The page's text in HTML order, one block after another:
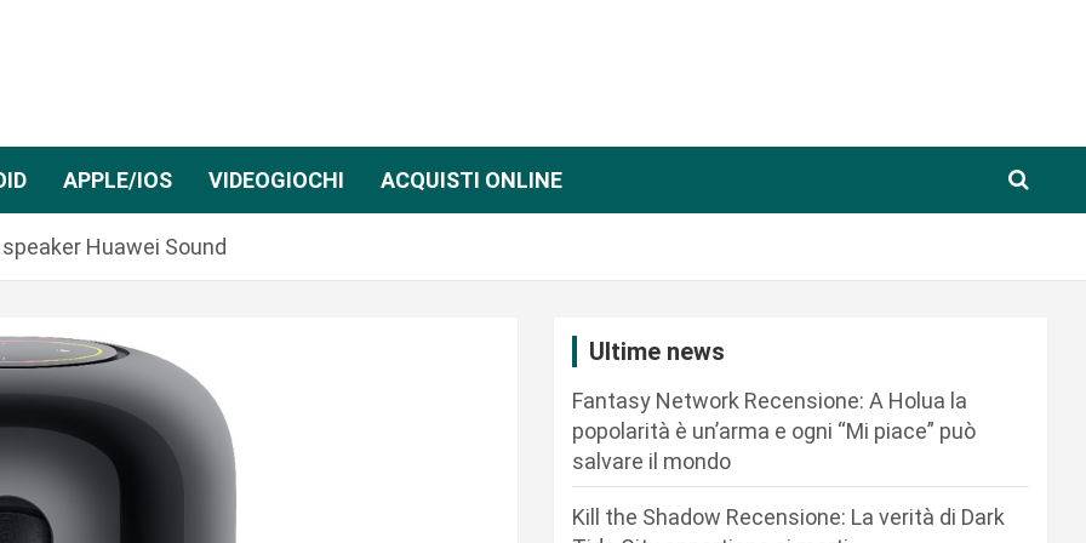
APPLE/IOS VIDEOGIOCHI ACQUISTI ONLINE
Huawei Sound
Ultime news
Fantasy Network Recensione: A Holua la
popolarità è un’arma e ogni “Mi piace” può
salvare il mondo
Kill the Shadow Recensione: La verità di Dark